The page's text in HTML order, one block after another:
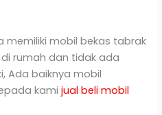
memiliki mobil bekas tabrak
rumah dan tidak ada
Ada baiknya mobil
kamijual beli mobil